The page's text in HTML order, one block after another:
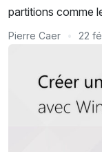
partitions comme
Pierre Caer 22